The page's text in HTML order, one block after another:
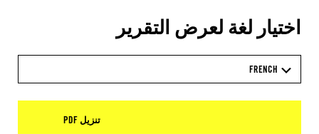
اختيار لغة لعرض التقرير
FRENCH
تنزيل PDF